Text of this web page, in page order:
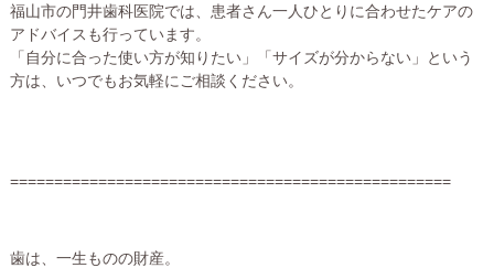
福山市の門井歯科医院では、患者さん一人ひとりに合わせたケアの
アドバイスも行っています。
「自分に合った使い方が知りたい」「サイズが分からない」という
方は、いつでもお気軽にご相談ください。
==================================================
歯は、一生ものの財産。